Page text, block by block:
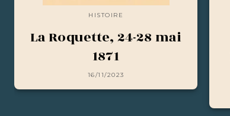
HISTOIRE
La Roquette, 24-28 mai
1871
16/11/2023